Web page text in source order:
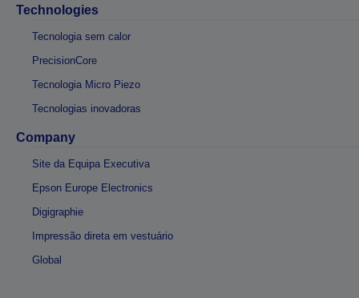
Technologies
Tecnologia sem calor
PrecisionCore
Tecnologia Micro Piezo
Tecnologias inovadoras
Company
Site da Equipa Executiva
Epson Europe Electronics
Digigraphie
Impressão direta em vestuário
Global